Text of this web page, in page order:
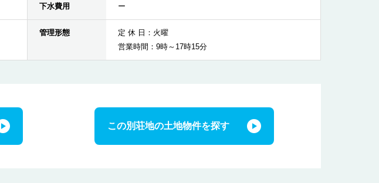
下水費用 ー
管理形態
定 休 日：火曜
営業時間：9時～17時15分
この別荘地の土地物件を探す